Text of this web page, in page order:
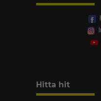
Hitta hit